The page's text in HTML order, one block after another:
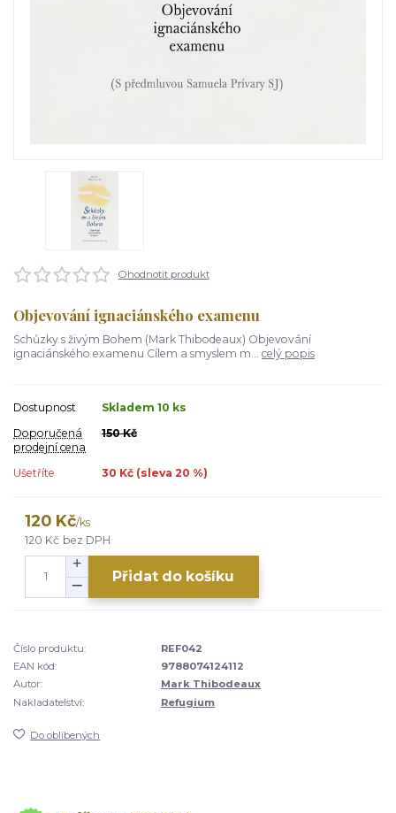
Ohodnotit produkt
Objevování ignaciánského examenu
Schůzky s živým Bohem (Mark Thibodeaux) Objevování
ignaciánského examenu Cílem a smyslem m... celý popis
Dostupnost
Skladem 10 ks
Doporučená
prodejní cena
150 Kč
Ušetříte 30 Kč (sleva 20 %)
120 Kč/ks
120 Kč bez DPH
Přidat do košíku
Číslo produktu:
REF042
EAN kód:
9788074124112
Autor:
Mark Thibodeaux
Nakladatelství:
Refugium
Do oblíbených